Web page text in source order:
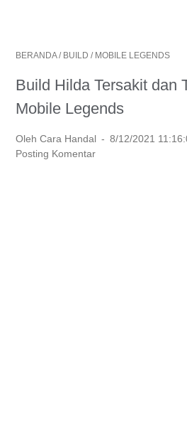
BERANDA / BUILD / MOBILE LEGENDS
Build Hilda Tersakit dan
Mobile Legends
Oleh Cara Handal
8/12/2021
Posting Komentar